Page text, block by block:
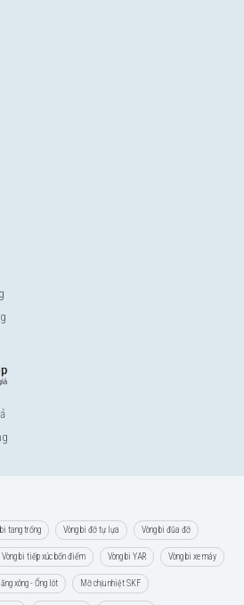
bi tang trống Vòng bi đỡ tự lựa Vòng bi đũa đỡ
Vòng bi tiếp xúc bốn điểm Vòng bi YAR Vòng bi xe máy
xông - Ống lót Mỡ chịu nhiệt SKF